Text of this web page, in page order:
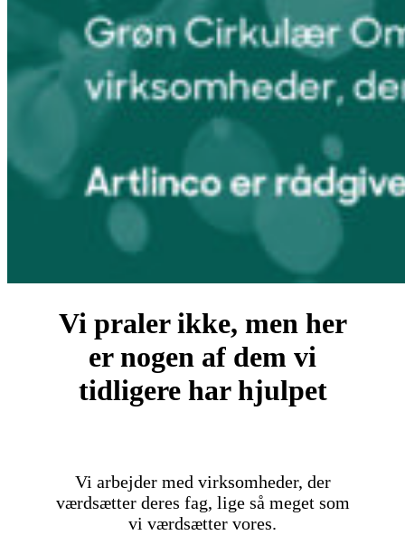
Vi praler ikke, men her
er nogen af dem vi
tidligere har hjulpet
Vi arbejder med virksomheder, der
værdsætter deres fag, lige så meget som
vi værdsætter vores.